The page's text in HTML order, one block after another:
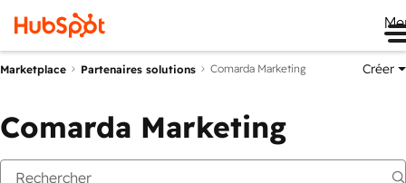
Marketplace Partenaires solutions Comarda Marketing Créer
Comarda Marketing